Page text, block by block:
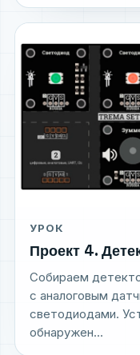
УРОК
Проект 4.
Собираем
с аналоговым
светодиодами.
обнаружен...